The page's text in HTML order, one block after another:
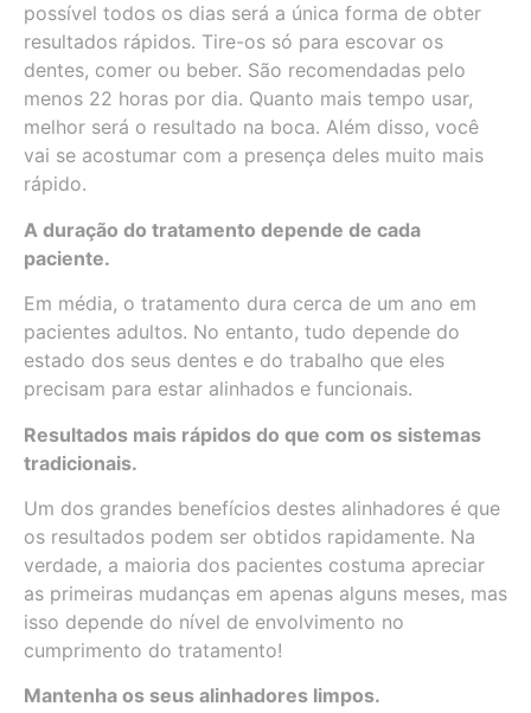
possível todos os dias será a única forma de obter
resultados rápidos. Tire-os só para escovar os
dentes, comer ou beber. São recomendadas pelo
menos 22 horas por dia. Quanto mais tempo usar,
melhor será o resultado na boca. Além disso, você
vai se acostumar com a presença deles muito mais
rápido.
A duração do tratamento depende de cada
paciente.
Em média, o tratamento dura cerca de um ano em
pacientes adultos. No entanto, tudo depende do
estado dos seus dentes e do trabalho que eles
precisam para estar alinhados e funcionais.
Resultados mais rápidos do que com os sistemas
tradicionais.
Um dos grandes benefícios destes alinhadores é que
os resultados podem ser obtidos rapidamente. Na
verdade, a maioria dos pacientes costuma apreciar
as primeiras mudanças em apenas alguns meses, mas
isso depende do nível de envolvimento no
cumprimento do tratamento!
Mantenha os seus alinhadores limpos.